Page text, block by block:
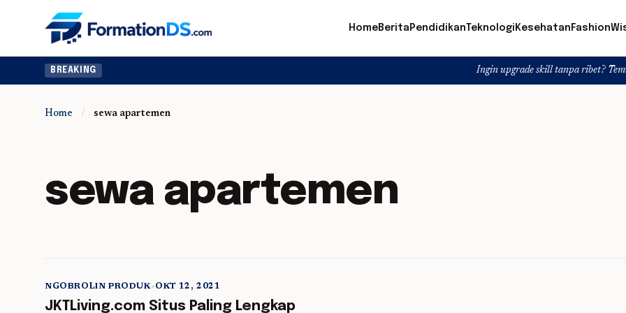
HomeBerita PendidikanTeknologi Kesehatan Fashion
BREAKING Ingin upgrade skill tanpa ribet? Temukan
Home / sewa apartemen
sewa apartemen
5 min read
NGOBROLIN PRODUK•OKT 12, 2021
JKTLiving.com Situs Paling Lengkap